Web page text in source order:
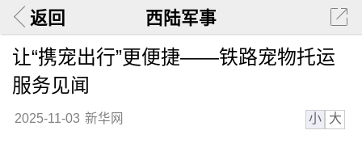
返回 西陆军事
让“携宠出行”更便捷——铁路宠物托运
服务见闻
2025-11-03 新华网 小 大